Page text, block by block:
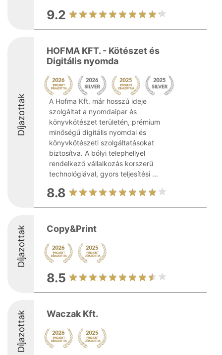
9.2
Díjazottak
HOFMA KFT. - Kötészet és
Digitális nyomda
A Hofma Kft. már hosszú ideje
szolgáltat a nyomdaipar és
könyvkötészet területén, prémium
minőségű digitális nyomdai és
könyvkötészeti szolgáltatásokat
biztosítva. A bólyi telephellyel
rendelkező vállalkozás korszerű
technológiával, gyors teljesítési ...
8.8
Díjazottak Copy&Print
8.5
Díjazottak Waczak Kft.